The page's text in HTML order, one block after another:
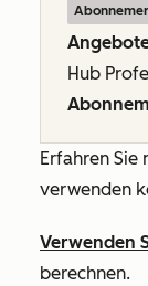
Hub
Erfahren Sie
verwenden
Verwenden
berechnen.